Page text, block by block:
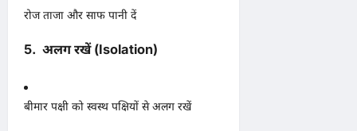
रोज ताजा और साफ पानी दें
5. अलग रखें (Isolation)
बीमार पक्षी को स्वस्थ पक्षियों से अलग रखें